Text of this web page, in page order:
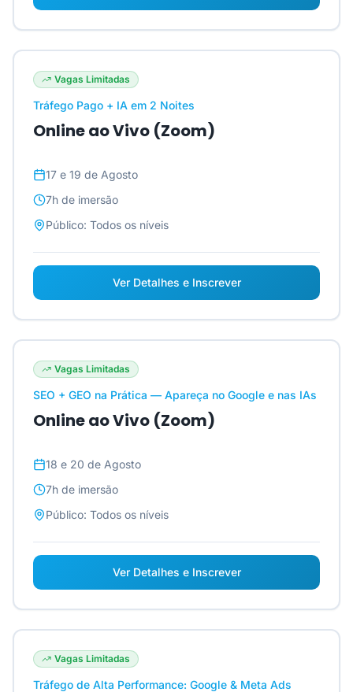
Vagas Limitadas
Tráfego Pago + IA em 2 Noites
Online ao Vivo (Zoom)
17 e 19 de Agosto
7h de imersão
Público: Todos os níveis
Ver Detalhes e Inscrever
Vagas Limitadas
SEO + GEO na Prática — Apareça no Google e nas IAs
Online ao Vivo (Zoom)
18 e 20 de Agosto
7h de imersão
Público: Todos os níveis
Ver Detalhes e Inscrever
Vagas Limitadas
Tráfego de Alta Performance: Google & Meta Ads